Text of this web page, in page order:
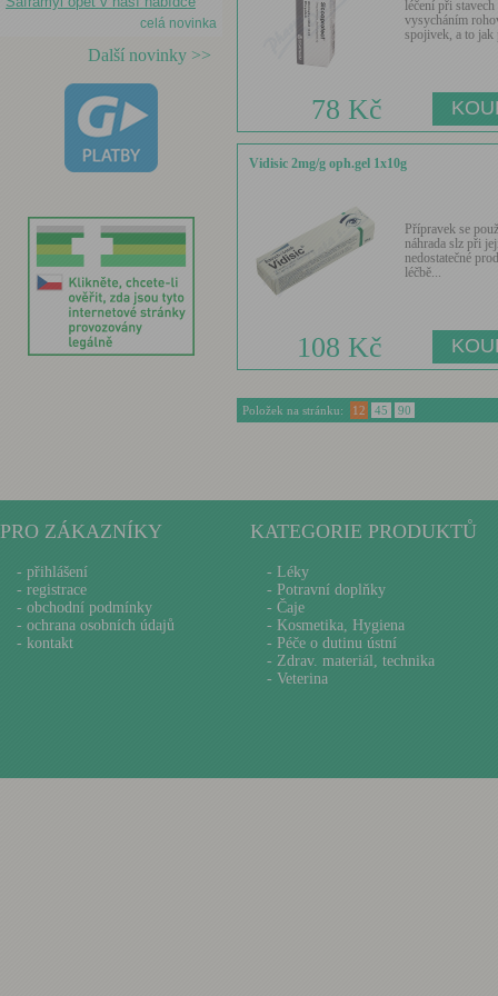
celá novinka
Další novinky >>
léčení při stavech
vysycháním
spojivek, a to jak
78 Kč
Vidisic 2mg/g oph.gel 1x10g
Přípravek se
náhrada slz při
nedostatečné
léčbě...
108 Kč
Položek na stránku: 12 45 90
PRO ZÁKAZNÍKY
- přihlášení
- registrace
- obchodní podmínky
- ochrana osobních údajů
- kontakt
KATEGORIE PRODUKTŮ
- Léky
- Potravní doplňky
- Čaje
- Kosmetika, Hygiena
- Péče o dutinu ústní
- Zdrav. materiál, technika
- Veterina